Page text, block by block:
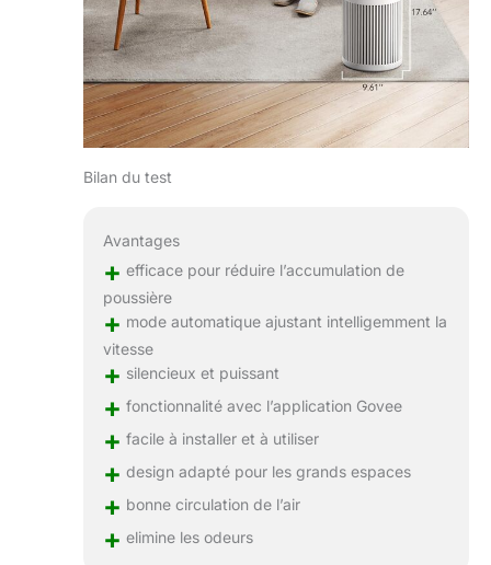
Bilan du test
Avantages
+ efficace pour réduire l’accumulation de
poussière
+ mode automatique ajustant intelligemment la
vitesse
+ silencieux et puissant
+ fonctionnalité avec l’application Govee
+ facile à installer et à utiliser
+ design adapté pour les grands espaces
+ bonne circulation de l’air
+ elimine les odeurs